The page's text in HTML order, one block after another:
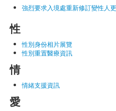
強烈要求入境處重新修訂變性人
性
性別身份相片展覽
性別重置醫療資訊
情
情緒支援資訊
愛